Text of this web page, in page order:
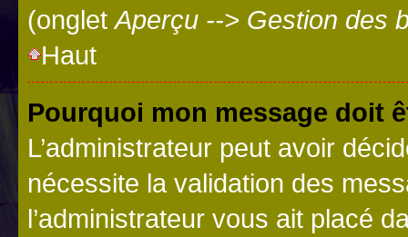
(onglet Aperçu --> Gestion des
Haut
Pourquoi mon message doit
L’administrateur peut avoir
nécessite la validation des
l’administrateur vous ait placé